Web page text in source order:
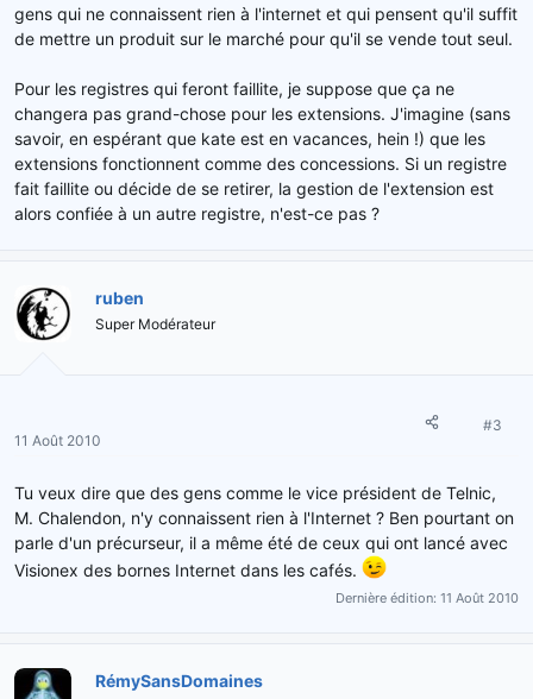
gens qui ne connaissent rien à l'internet et qui pensent qu'il suffit
de mettre un produit sur le marché pour qu'il se vende tout seul.
Pour les registres qui feront faillite, je suppose que ça ne
changera pas grand-chose pour les extensions. J'imagine (sans
savoir, en espérant que kate est en vacances, hein !) que les
extensions fonctionnent comme des concessions. Si un registre
fait faillite ou décide de se retirer, la gestion de l'extension est
alors confiée à un autre registre, n'est-ce pas ?
ruben
Super Modérateur
11 Août 2010
#3
Tu veux dire que des gens comme le vice président de Telnic,
M. Chalendon, n'y connaissent rien à l'Internet ? Ben pourtant on
parle d'un précurseur, il a même été de ceux qui ont lancé avec
Visionex des bornes Internet dans les cafés.
Dernière édition: 11 Août 2010
RémySansDomaines